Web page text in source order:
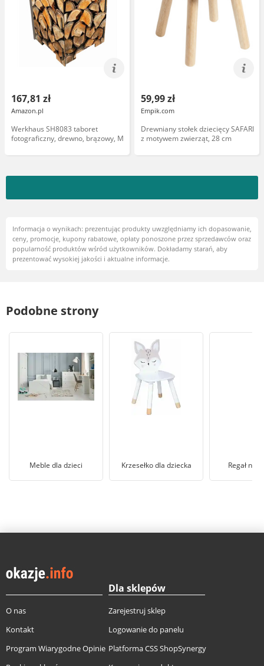
167,81 zł
Amazon.pl
Werkhaus SH8083 taboret
fotograficzny, drewno, brązowy, M
59,99 zł
Empik.com
Drewniany stołek dziecięcy SAFARI
z motywem zwierząt, 28 cm
Informacja o wynikach: prezentując produkty uwzględniamy ich dopasowanie,
ceny, promocje, kupony rabatowe, opłaty ponoszone przez sprzedawców oraz
popularność produktów wśród użytkowników. Dokładamy starań, aby
prezentować wysokiej jakości i aktualne informacje.
Podobne strony
Meble dla dzieci Krzesełko dla dziecka Regał na
O nas
Kontakt
Program Wiarygodne Opinie
Dla sklepów
Zarejestruj sklep
Logowanie do panelu
Platforma CSS ShopSynergy